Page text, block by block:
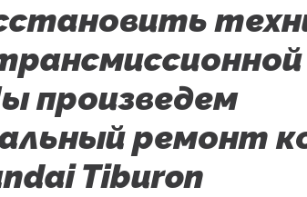
произведем
ремонт
Tiburon